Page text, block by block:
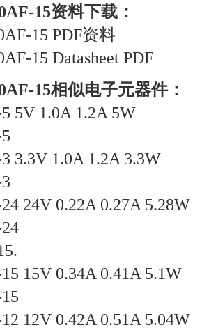
15资料下载：
15 PDF资料
15 Datasheet PDF
15相似电子元器件：
5V 1.0A 1.2A 5W
3.3V 1.0A 1.2A 3.3W
24V 0.22A 0.27A 5.28W
15V 0.34A 0.41A 5.1W
12V 0.42A 0.51A 5.04W